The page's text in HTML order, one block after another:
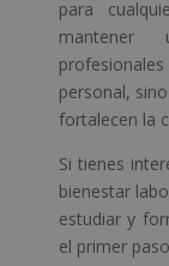
para
mantener
personal,
fortalecen la
Si tienes
bienestar
estudiar y
el primer